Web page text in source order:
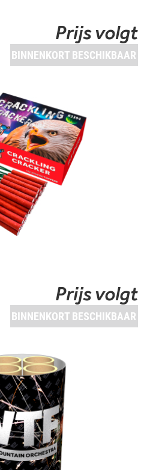
Prijs volgt
BINNENKORT BESCHIKBAAR
Prijs volgt
BINNENKORT BESCHIKBAAR